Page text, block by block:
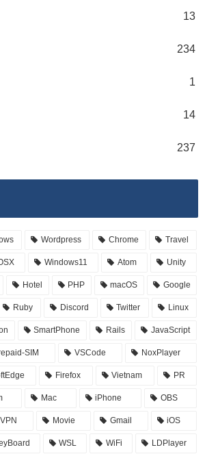
13
234
1
14
237
Wordpress Chrome Travel
Windows11 Atom Unity
Hotel PHP macOS Google
Ruby Discord Twitter Linux
SmartPhone Rails JavaScript
SIM VSCode NoxPlayer
Firefox Vietnam PR
Mac iPhone OBS
VPN Movie Gmail iOS
WSL WiFi LDPlayer